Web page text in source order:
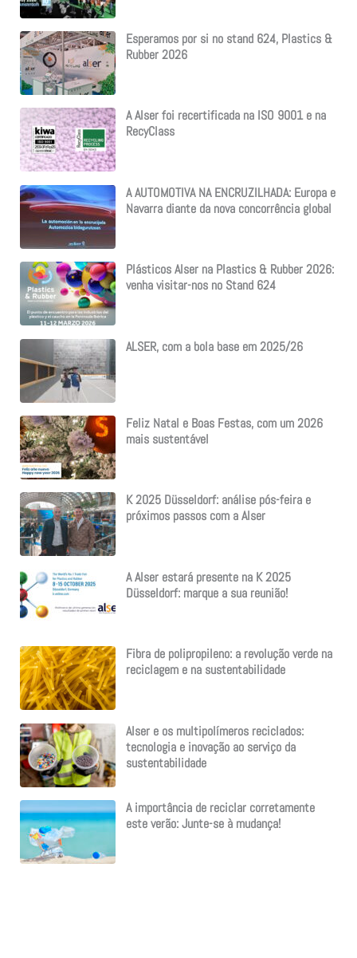
Esperamos por si no stand 624, Plastics &
Rubber 2026
A Alser foi recertificada na ISO 9001 e na
RecyClass
A AUTOMOTIVA NA ENCRUZILHADA: Europa e
Navarra diante da nova concorrência global
Plásticos Alser na Plastics & Rubber 2026:
venha visitar-nos no Stand 624
ALSER, com a bola base em 2025/26
Feliz Natal e Boas Festas, com um 2026
mais sustentável
K 2025 Düsseldorf: análise pós-feira e
próximos passos com a Alser
A Alser estará presente na K 2025
Düsseldorf: marque a sua reunião!
Fibra de polipropileno: a revolução verde na
reciclagem e na sustentabilidade
Alser e os multipolímeros reciclados:
tecnologia e inovação ao serviço da
sustentabilidade
A importância de reciclar corretamente
este verão: Junte-se à mudança!